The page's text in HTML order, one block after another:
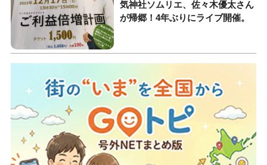
気神社ソムリエ、佐々木優太さん
が帰郷！4年ぶりにライブ開催。